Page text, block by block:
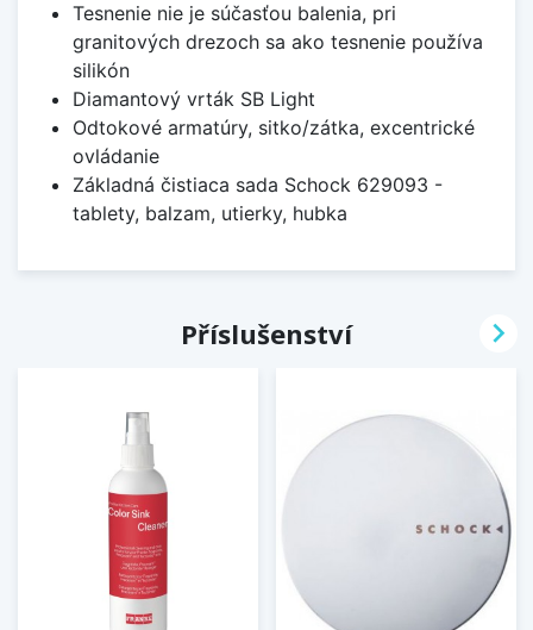
Tesnenie nie je súčasťou balenia, pri
granitových drezoch sa ako tesnenie používa
silikón
Diamantový vrták SB Light
Odtokové armatúry, sitko/zátka, excentrické
ovládanie
Základná čistiaca sada Schock 629093 -
tablety, balzam, utierky, hubka
Příslušenství 